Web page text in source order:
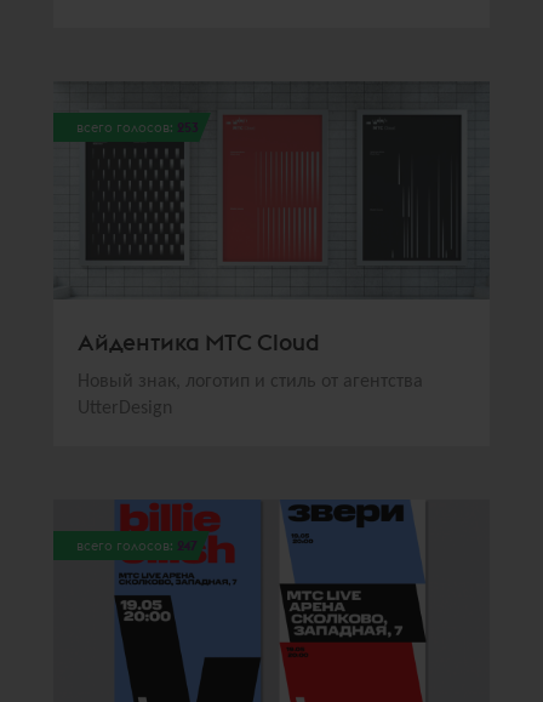
всего голосов: 253
Айдентика МТС Cloud
Новый знак, логотип и стиль от агентства
UtterDesign
всего голосов: 247